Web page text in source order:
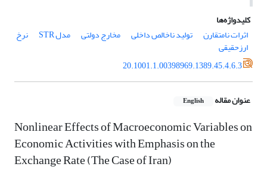
کلیدواژه‌ها
اثرات نامتقارن
تولید ناخالص داخلی مخارج دولتی مدل STR نرخ
ارزحقیقی
20.1001.1.00398969.1389.45.4.6.3
عنوان مقاله English
Nonlinear Effects of Macroeconomic Variables on
Economic Activities with Emphasis on the
Exchange Rate (The Case of Iran)